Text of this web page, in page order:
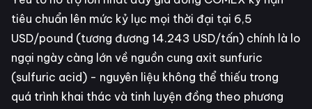
tiêu chuẩn lên mức kỷ lục mọi thời đại tại 6,5
USD/pound (tương đương 14.243 USD/tấn) chính là lo
ngại ngày càng lớn về nguồn cung axit sunfuric
(sulfuric acid) - nguyên liệu không thể thiếu trong
quá trình khai thác và tinh luyện đồng theo phương